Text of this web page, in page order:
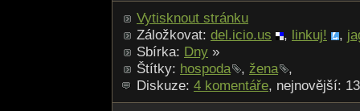
Vytisknout stránku
Záložkovat: del.icio.us , linkuj! ,
Sbírka: Dny »
Štítky: hospoda , žena
,
Diskuze: 4 komentáře, nejnovější: